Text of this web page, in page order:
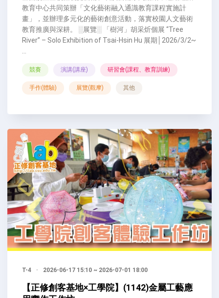
教育中心共同策辦「文化藝術融入通識教育課程實施計
畫」，並辦理多元化的藝術創意活動，落實校園人文藝術
教育推廣與深耕。 ░展覽░ 「樹河」胡采炘個展 “Tree
River” – Solo Exhibition of Tsai-Hsin Hu 展期│2026/3/2~
競賽 演講(講座) 研習會(課程、教育訓練)
手作(體驗) 展覽(觀摩) 其他
T-4 · 2026-06-17 15:10 ~ 2026-07-01 18:00
【正修創客基地×工學院】(1142)金屬工藝應